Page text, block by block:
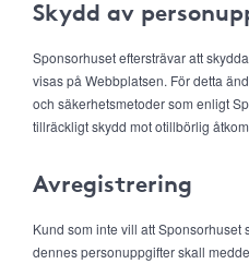
Skydd av
Sponsorhuset eftersträvar att
visas på Webbplatsen. För detta
och säkerhetsmetoder som enligt
tillräckligt skydd mot otillbörlig
Avregistrering
Kund som inte vill att
dennes personuppgifter skall